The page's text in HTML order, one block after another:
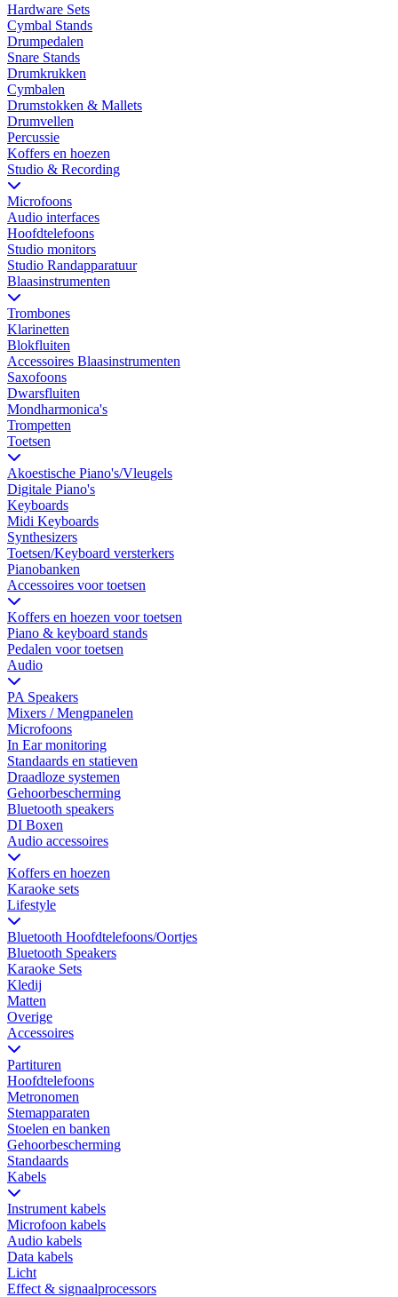
Hardware Sets
Cymbal Stands
Drumpedalen
Snare Stands
Drumkrukken
Cymbalen
Drumstokken & Mallets
Drumvellen
Percussie
Koffers en hoezen
Studio & Recording
Microfoons
Audio interfaces
Hoofdtelefoons
Studio monitors
Studio Randapparatuur
Blaasinstrumenten
Trombones
Klarinetten
Blokfluiten
Accessoires Blaasinstrumenten
Saxofoons
Dwarsfluiten
Mondharmonica's
Trompetten
Toetsen
Akoestische Piano's/Vleugels
Digitale Piano's
Keyboards
Midi Keyboards
Synthesizers
Toetsen/Keyboard versterkers
Pianobanken
Accessoires voor toetsen
Koffers en hoezen voor toetsen
Piano & keyboard stands
Pedalen voor toetsen
Audio
PA Speakers
Mixers / Mengpanelen
Microfoons
In Ear monitoring
Standaards en statieven
Draadloze systemen
Gehoorbescherming
Bluetooth speakers
DI Boxen
Audio accessoires
Koffers en hoezen
Karaoke sets
Lifestyle
Bluetooth Hoofdtelefoons/Oortjes
Bluetooth Speakers
Karaoke Sets
Kledij
Matten
Overige
Accessoires
Partituren
Hoofdtelefoons
Metronomen
Stemapparaten
Stoelen en banken
Gehoorbescherming
Standaards
Kabels
Instrument kabels
Microfoon kabels
Audio kabels
Data kabels
Licht
Effect & signaalprocessors